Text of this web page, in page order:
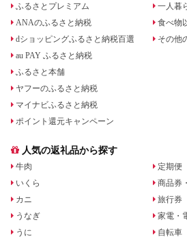
ふるさとプレミアム
ANAのふるさと納税
dショッピングふるさと納税百選
au PAY ふるさと納税
ふるさと本舗
ヤフーのふるさと納税
マイナビふるさと納税
ポイント還元キャンペーン
一人暮
食べ物
その他
人気の返礼品から探す
牛肉
いくら
カニ
うなぎ
うに
定期便
商品券
旅行券
家電・
自転車